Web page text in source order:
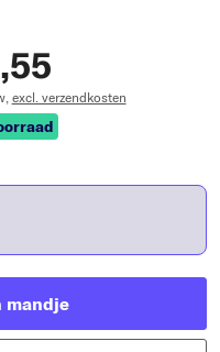
excl. verzendkosten
mandje